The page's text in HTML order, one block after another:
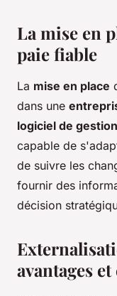
La mise en
paie fiable
La mise en place
dans une
logiciel de
capable de
de suivre les
fournir des
décision
avantages